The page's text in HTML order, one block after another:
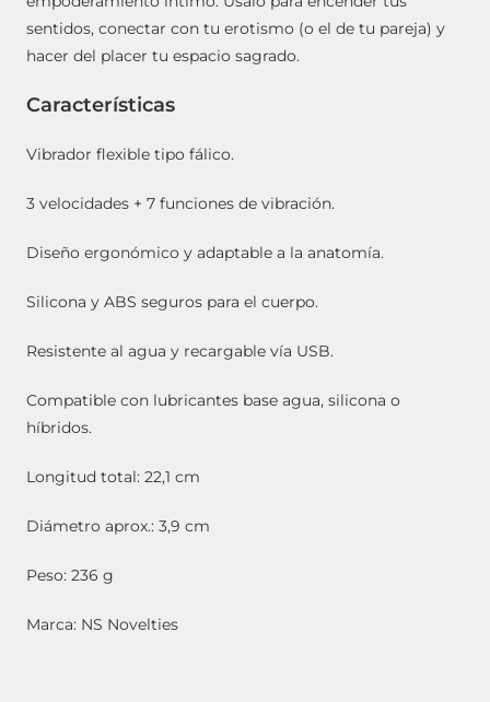
sentidos, conectar con tu erotismo (o el de tu pareja) y
hacer del placer tu espacio sagrado.
Características
Vibrador flexible tipo fálico.
3 velocidades + 7 funciones de vibración.
Diseño ergonómico y adaptable a la anatomía.
Silicona y ABS seguros para el cuerpo.
Resistente al agua y recargable vía USB.
Compatible con lubricantes base agua, silicona o
híbridos.
Longitud total: 22,1 cm
Diámetro aprox.: 3,9 cm
Peso: 236 g
Marca: NS Novelties